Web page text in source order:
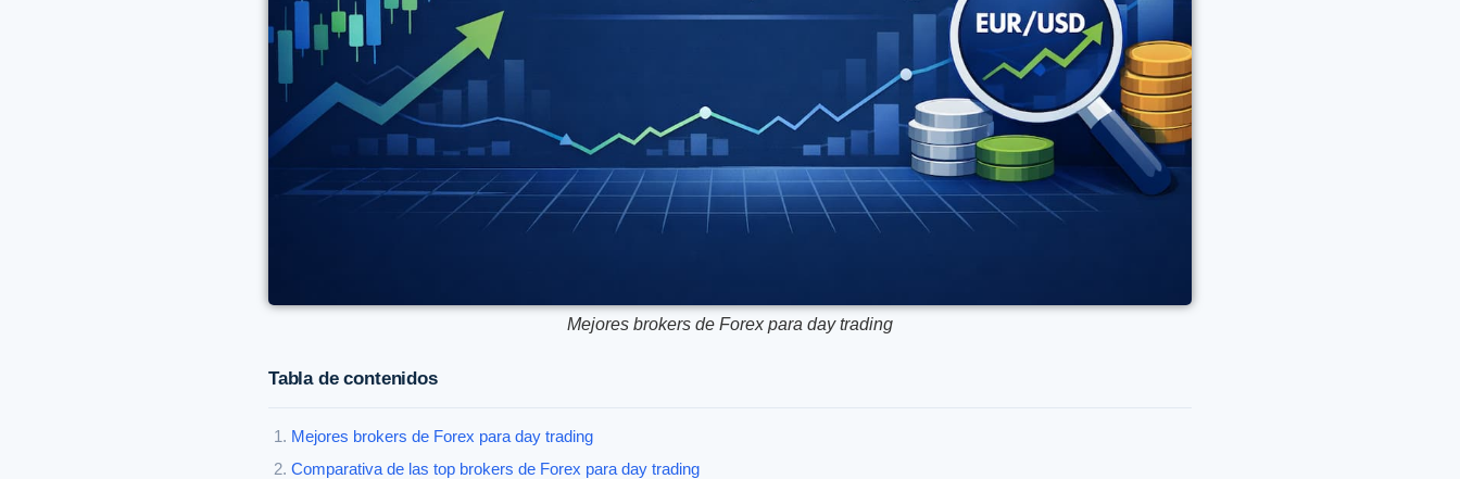
Mejores brokers de Forex para day trading
Tabla de contenidos
Mejores brokers de Forex para day trading
Comparativa de las top brokers de Forex para day trading